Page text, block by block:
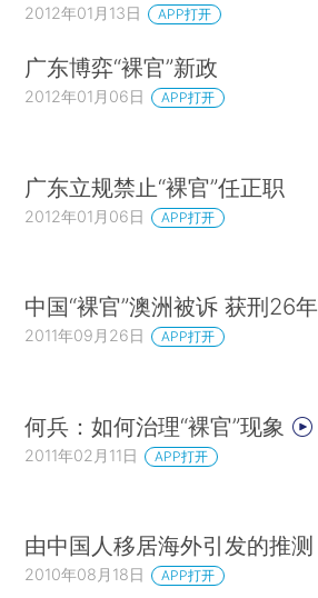
2012年01月13日 APP打开
广东博弈“裸官”新政
2012年01月06日 APP打开
广东立规禁止“裸官”任正职
2012年01月06日 APP打开
中国“裸官”澳洲被诉 获刑26年
2011年09月26日 APP打开
何兵：如何治理“裸官”现象
2011年02月11日 APP打开
由中国人移居海外引发的推测
2010年08月18日 APP打开